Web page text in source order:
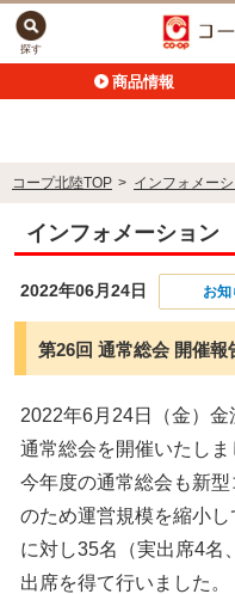
商品情報
探す
コープ北陸TOP > インフォメー
インフォメーション
2022年06月24日 お知
第26回 通常総会 開催報
2022年6月24日（金）
通常総会を開催いたしま
今年度の通常総会も新
のため運営規模を縮小
に対し35名（実出席4名
出席を得て行いました。